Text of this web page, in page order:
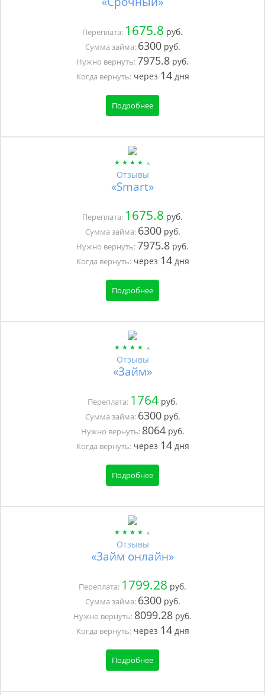
Переплата: 1675.8 руб.
Сумма займа: 6300руб.
Нужно вернуть:7975.8 руб.
Когда вернуть:через 14дня
Подробнее
Отзывы
«Smart»
Переплата: 1675.8 руб.
Сумма займа: 6300руб.
Нужно вернуть:7975.8 руб.
Когда вернуть:через 14дня
Подробнее
Отзывы
«Займ»
Переплата: 1764 руб.
Сумма займа: 6300руб.
Нужно вернуть: 8064руб.
Когда вернуть:через 14дня
Подробнее
Отзывы
«Займ онлайн»
Переплата: 1799.28 руб.
Сумма займа: 6300руб.
Нужно вернуть: 8099.28 руб.
Когда вернуть:через 14дня
Подробнее